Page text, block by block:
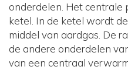
onderdelen. Het centrale
ketel. In de ketel wordt
middel van aardgas. De
de andere onderdelen
van een centraal